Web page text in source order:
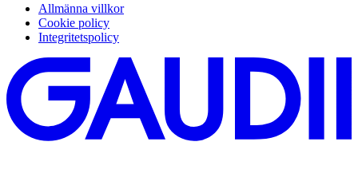
Allmänna villkor
Cookie policy
Integritetspolicy